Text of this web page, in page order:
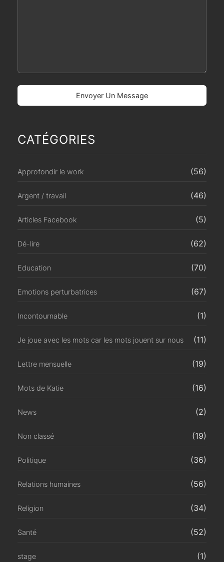
CATÉGORIES
Approfondir le work (56)
Argent / travail (46)
Articles Facebook (5)
Dé-lire (62)
Education (70)
Emotions perturbatrices (67)
Incontournable (1)
Je joue avec les mots car les mots jouent sur nous (11)
Lettre mensuelle (19)
Mots de Katie (16)
News (2)
Non classé (19)
Politique (36)
Relations humaines (56)
Religion (34)
Santé (52)
stage (1)